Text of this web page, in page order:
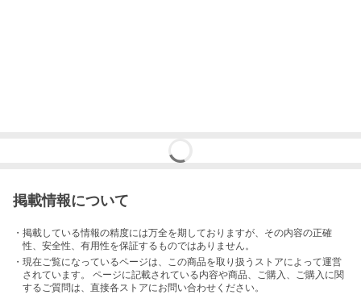
掲載情報について
・掲載している情報の精度には万全を期しておりますが、その内容の正確
性、安全性、有用性を保証するものではありません。
・現在ご覧になっているページは、この商品を取り扱うストアによって運営
されています。 ページに記載されている内容や商品、ご購入 、ご購入に関
するご質問は、直接各ストアにお問い合わせください。